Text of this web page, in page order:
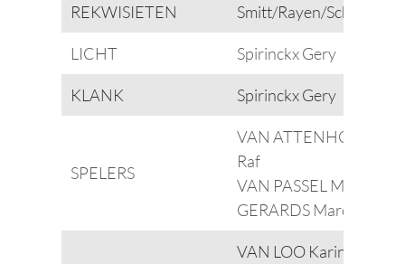
REKWISIETEN Smitt/Rayen/Schepers
LICHT Spirinckx Gery
KLANK Spirinckx Gery
SPELERS
VAN ATTENHOVEN
Raf
VAN PASSEL Marcel
GERARDS Marc
VAN LOO Karin